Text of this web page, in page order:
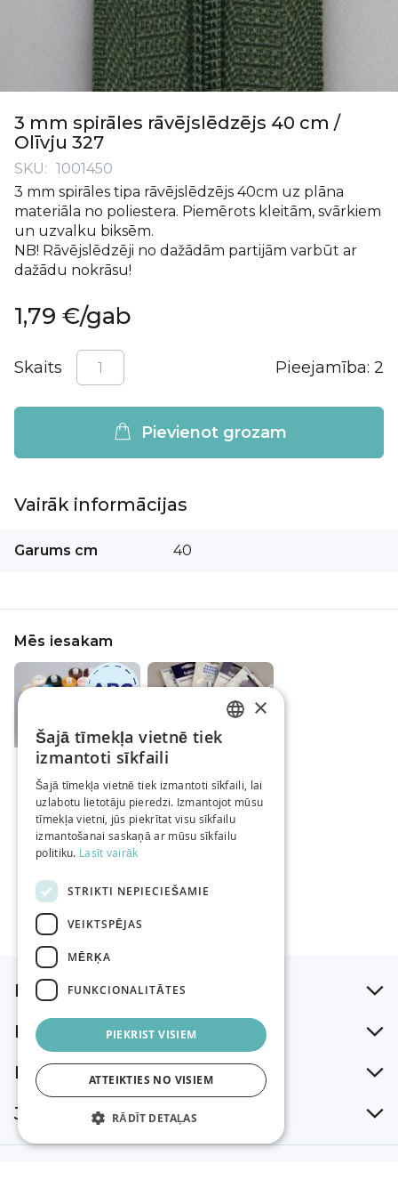
3 mm spirāles rāvējslēdzējs 40 cm /
Olīvju 327
SKU
1001450
3 mm spirāles tipa rāvējslēdzējs 40cm uz plāna
materiāla no poliestera. Piemērots kleitām, svārkiem
un uzvalku biksēm.
NB! Rāvējslēdzēji no dažādām partijām varbūt ar
dažādu nokrāsu!
1,79 €/gab
Skaits Pieejamība: 2
Pievienot grozam
uz
galerijas
sākumu
Vairāk informācijas
informācijas
Garums cm 40
Mēs iesakam
Diegi šūšanai
MOON / Dažādi
toņi
Sākot no 2,99 €
/gab
Šujmašīnu adatas
HABICO
Sākot no 4,29 €
/gab
Iepirkšanās palīgs
Par mums
Klientu atbalsts
Jaunumi
ENGLISH
×
Šajā tīmekļa vietnē tiek
izmantoti sīkfaili
Šajā tīmekļa vietnē tiek izmantoti sīkfaili, lai
uzlabotu lietotāju pieredzi. Izmantojot mūsu
tīmekļa vietni, jūs piekrītat visu sīkfailu
izmantošanai saskaņā ar mūsu sīkfailu
politiku. Lasīt vairāk
STRIKTI NEPIECIEŠAMIE
VEIKTSPĒJAS
MĒRĶA
FUNKCIONALITĀTES
PIEKRIST VISIEM
ATTEIKTIES NO VISIEM
RĀDĪT DETAĻAS